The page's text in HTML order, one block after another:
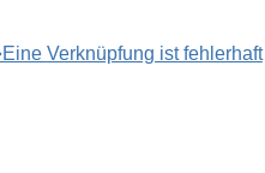
➔Eine Verknüpfung ist fehlerhaft